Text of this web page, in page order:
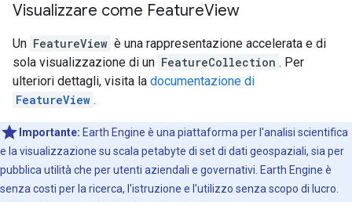
Visualizzare come FeatureView
Un FeatureView è una rappresentazione accelerata e di
sola visualizzazione di un FeatureCollection . Per
ulteriori dettagli, visita la documentazione di
FeatureView .
Importante: Earth Engine è una piattaforma per l'analisi scientifica
e la visualizzazione su scala petabyte di set di dati geospaziali, sia per
pubblica utilità che per utenti aziendali e governativi. Earth Engine è
senza costi per la ricerca, l'istruzione e l'utilizzo senza scopo di lucro.